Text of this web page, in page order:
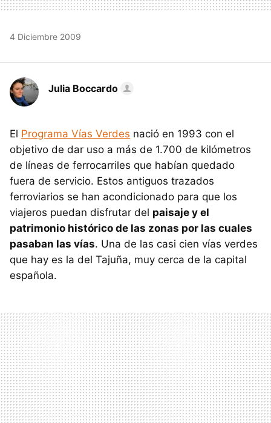
4 Diciembre 2009
Julia Boccardo
El Programa Vías Verdes nació en 1993 con el
objetivo de dar uso a más de 1.700 de kilómetros
de líneas de ferrocarriles que habían quedado
fuera de servicio. Estos antiguos trazados
ferroviarios se han acondicionado para que los
viajeros puedan disfrutar del paisaje y el
patrimonio histórico de las zonas por las cuales
pasaban las vías. Una de las casi cien vías verdes
que hay es la del Tajuña, muy cerca de la capital
española.